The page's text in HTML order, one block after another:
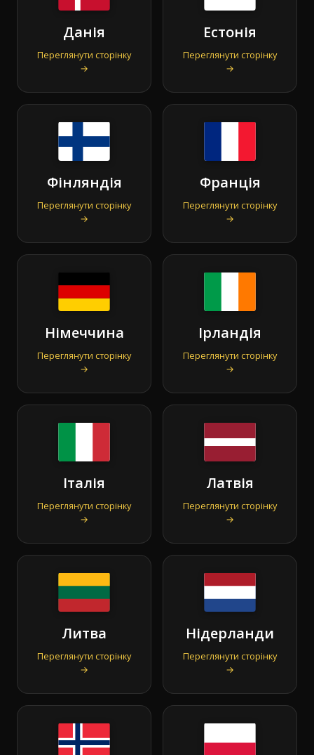
Данія
Переглянути сторінку
→
Естонія
Переглянути сторінку
→
Фінляндія
Переглянути сторінку
→
Франція
Переглянути сторінку
→
Німеччина
Переглянути сторінку
→
Ірландія
Переглянути сторінку
→
Італія
Переглянути сторінку
→
Латвія
Переглянути сторінку
→
Литва
Переглянути сторінку
→
Нідерланди
Переглянути сторінку
→